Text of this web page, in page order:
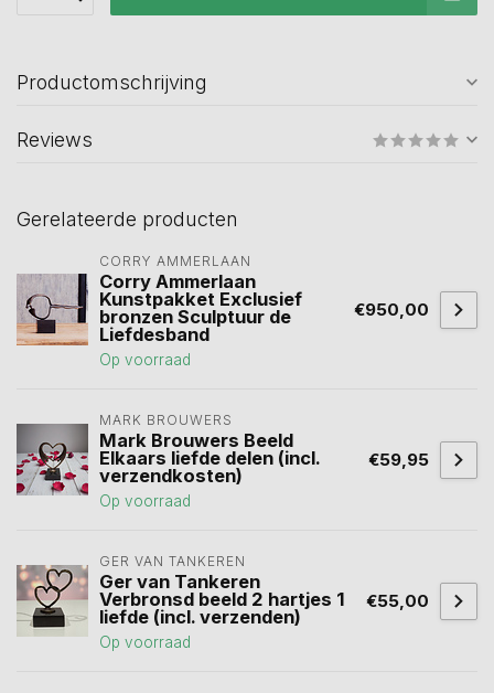
Productomschrijving
Reviews
Gerelateerde producten
CORRY AMMERLAAN
Corry Ammerlaan
Kunstpakket Exclusief
bronzen Sculptuur de
Liefdesband
Op voorraad
€950,00
MARK BROUWERS
Mark Brouwers Beeld
Elkaars liefde delen (incl.
verzendkosten)
Op voorraad
€59,95
GER VAN TANKEREN
Ger van Tankeren
Verbronsd beeld 2 hartjes 1
liefde (incl. verzenden)
Op voorraad
€55,00